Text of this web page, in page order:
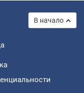
В начало